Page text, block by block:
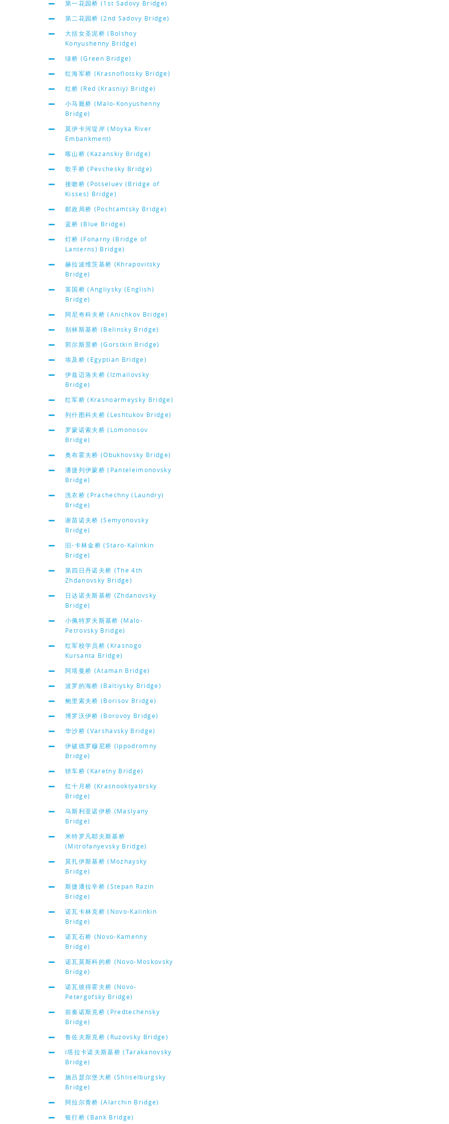
第一花园桥 (1st Sadovy Bridge)
第二花园桥 (2nd Sadovy Bridge)
大括女圣泥桥 (Bolshoy
Konyushenny Bridge)
绿桥 (Green Bridge)
红海军桥 (Krasnoflotsky Bridge)
红桥 (Red (Krasniy) Bridge)
小马厩桥 (Malo-Konyushenny
Bridge)
莫伊卡河堤岸 (Moyka River
Embankment)
喀山桥 (Kazanskiy Bridge)
歌手桥 (Pevchesky Bridge)
接吻桥 (Potseluev (Bridge of
Kisses) Bridge)
邮政局桥 (Pochtamtsky Bridge)
蓝桥 (Blue Bridge)
灯桥 (Fonarny (Bridge of
Lanterns) Bridge)
赫拉波维茨基桥 (Khrapovitsky
Bridge)
英国桥 (Angliysky (English)
Bridge)
阿尼奇科夫桥 (Anichkov Bridge)
别林斯基桥 (Belinsky Bridge)
郭尔斯景桥 (Gorstkin Bridge)
埃及桥 (Egyptian Bridge)
伊兹迈洛夫桥 (Izmailovsky
Bridge)
红军桥 (Krasnoarmeysky Bridge)
列什图科夫桥 (Leshtukov Bridge)
罗蒙诺索夫桥 (Lomonosov
Bridge)
奥布霍夫桥 (Obukhovsky Bridge)
潘捷列伊蒙桥 (Panteleimonovsky
Bridge)
洗衣桥 (Prachechny (Laundry)
Bridge)
谢苗诺夫桥 (Semyonovsky
Bridge)
旧-卡林金桥 (Staro-Kalinkin
Bridge)
第四日丹诺夫桥 (The 4th
Zhdanovsky Bridge)
日达诺夫斯基桥 (Zhdanovsky
Bridge)
小佩特罗夫斯基桥 (Malo-
Petrovsky Bridge)
红军校学员桥 (Krasnogo
Kursanta Bridge)
阿塔曼桥 (Ataman Bridge)
波罗的海桥 (Baltiysky Bridge)
鲍里索夫桥 (Borisov Bridge)
博罗沃伊桥 (Borovoy Bridge)
华沙桥 (Varshavsky Bridge)
伊破德罗穆尼桥 (Ippodromny
Bridge)
轿车桥 (Karetny Bridge)
红十月桥 (Krasnooktyabrsky
Bridge)
马斯利亚诺伊桥 (Maslyany
Bridge)
米特罗凡耶夫斯基桥
(Mitrofanyevsky Bridge)
莫扎伊斯基桥 (Mozhaysky
Bridge)
斯捷潘拉辛桥 (Stepan Razin
Bridge)
诺瓦卡林克桥 (Novo-Kalinkin
Bridge)
诺瓦石桥 (Novo-Kamenny
Bridge)
诺瓦莫斯科的桥 (Novo-Moskovsky
Bridge)
诺瓦彼得霍夫桥 (Novo-
Petergofsky Bridge)
前奏诺斯克桥 (Predtechensky
Bridge)
鲁佐夫斯克桥 (Ruzovsky Bridge)
i塔拉卡诺夫斯基桥 (Tarakanovsky
Bridge)
施吕瑟尔堡大桥 (Shliselburgsky
Bridge)
阿拉尔青桥 (Alarchin Bridge)
银行桥 (Bank Bridge)